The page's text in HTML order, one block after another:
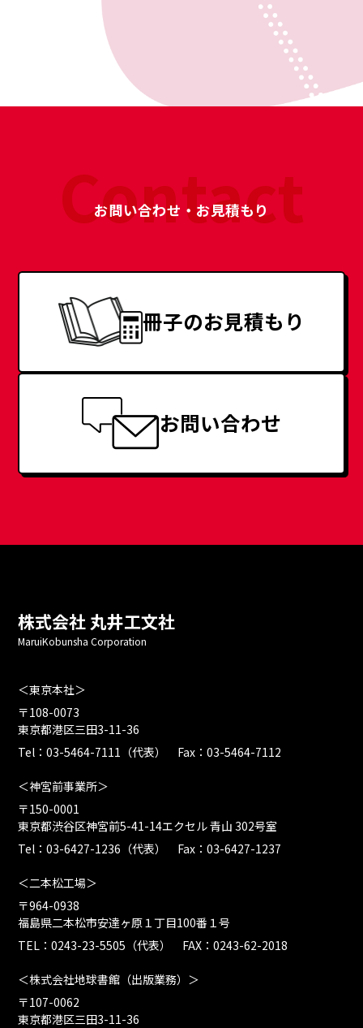
お問い合わせ・お見積もり
Contact
冊子のお見積もり
お問い合わせ
株式会社 丸井工文社
MaruiKobunsha Corporation
＜東京本社＞
〒108-0073
東京都港区三田3-11-36
Tel：03-5464-7111（代表） Fax：03-5464-7112
＜神宮前事業所＞
〒150-0001
東京都渋谷区神宮前5-41-14エクセル 青山 302号室
Tel：03-6427-1236（代表） Fax：03-6427-1237
＜二本松工場＞
〒964-0938
福島県二本松市安達ヶ原１丁目100番１号
TEL：0243-23-5505（代表） FAX：0243-62-2018
＜株式会社地球書館（出版業務）＞
〒107-0062
東京都港区三田3-11-36